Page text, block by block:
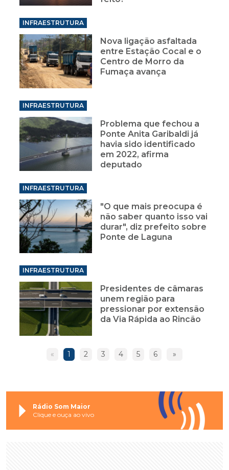
INFRAESTRUTURA
Nova ligação asfaltada
entre Estação Cocal e o
Centro de Morro da
Fumaça avança
INFRAESTRUTURA
Problema que fechou a
Ponte Anita Garibaldi já
havia sido identificado
em 2022, afirma
deputado
INFRAESTRUTURA
"O que mais preocupa é
não saber quanto isso vai
durar", diz prefeito sobre
Ponte de Laguna
INFRAESTRUTURA
Presidentes de câmaras
unem região para
pressionar por extensão
da Via Rápida ao Rincão
« 1 2 3 4 5 6 »
Rádio Som Maior
Clique e ouça ao vivo